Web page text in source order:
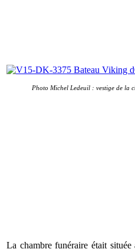
Photo Michel Ledeuil : vestige de la
La chambre funéraire était